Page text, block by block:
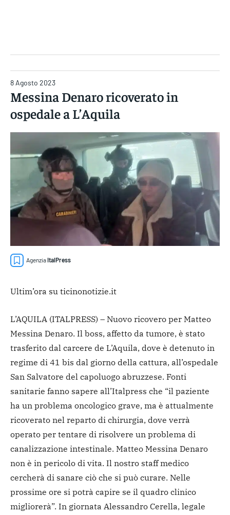
8 Agosto 2023
Messina Denaro ricoverato in
ospedale a L’Aquila
AgenziaItalPress
Ultim’ora su ticinonotizie.it
L’AQUILA (ITALPRESS) – Nuovo ricovero per Matteo
Messina Denaro. Il boss, affetto da tumore, è stato
trasferito dal carcere de L’Aquila, dove è detenuto in
regime di 41 bis dal giorno della cattura, all’ospedale
San Salvatore del capoluogo abruzzese. Fonti
sanitarie fanno sapere all’Italpress che “il paziente
ha un problema oncologico grave, ma è attualmente
ricoverato nel reparto di chirurgia, dove verrà
operato per tentare di risolvere un problema di
canalizzazione intestinale. Matteo Messina Denaro
non è in pericolo di vita. Il nostro staff medico
cercherà di sanare ciò che si può curare. Nelle
prossime ore si potrà capire se il quadro clinico
migliorerà”. In giornata Alessandro Cerella, legale